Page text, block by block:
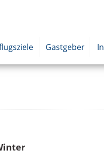
Gastgeber